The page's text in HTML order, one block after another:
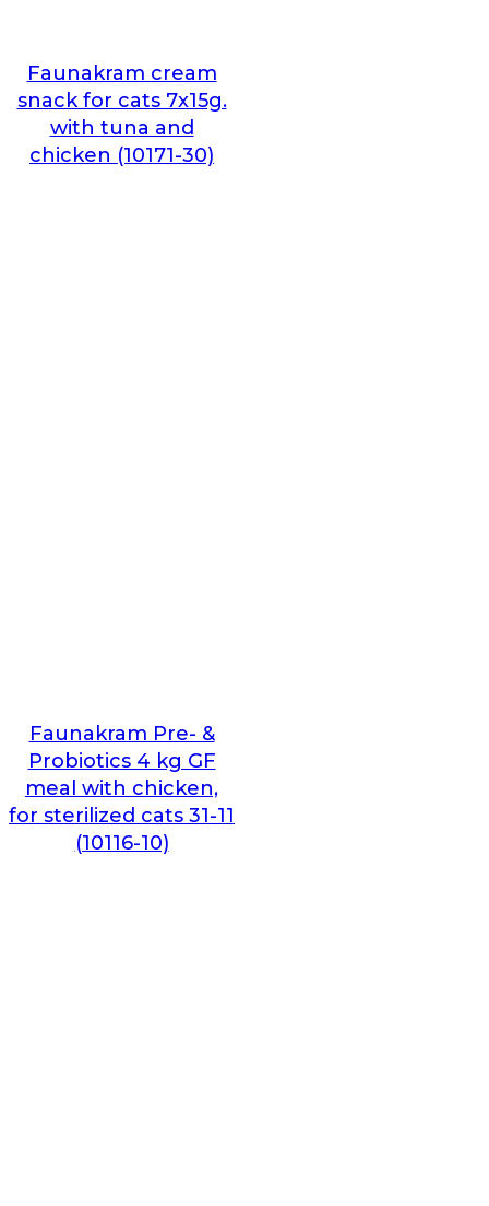
Faunakram cream
snack for cats 7x15g.
with tuna and
chicken (10171-30)
Faunakram Pre- &
Probiotics 4 kg GF
meal with chicken,
for sterilized cats 31-11
(10116-10)